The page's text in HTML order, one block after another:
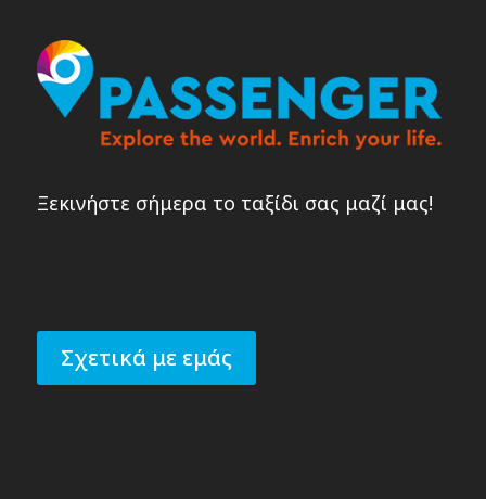
Ξεκινήστε σήμερα το ταξίδι σας μαζί μας!
Σχετικά με εμάς